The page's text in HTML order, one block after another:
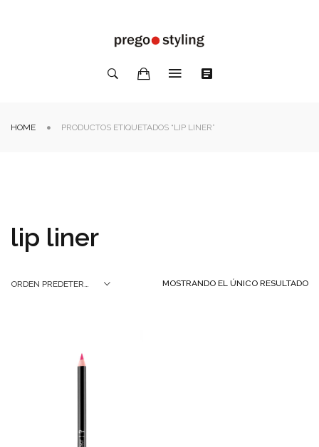
HOME PRODUCTOS ETIQUETADOS “LIP LINER”
lip liner
MOSTRANDO EL ÚNICO RESULTADO
ORDEN PREDETERMINADO